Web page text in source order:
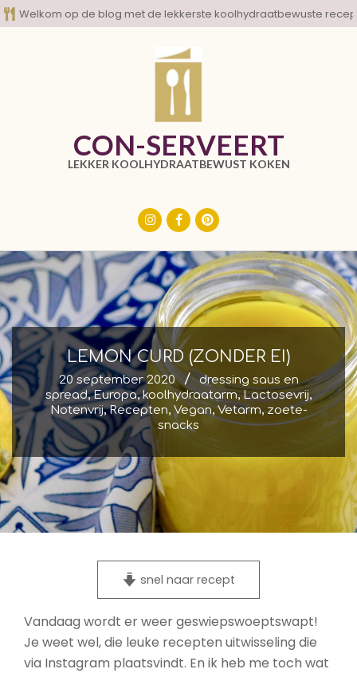
Skip
to
Welkom op de blog met de lekkerste koolhydraatbewuste
CON-SERVEERT
LEKKER KOOLHYDRAATBEWUST KOKEN
LEMON CURD (ZONDER EI)
20 september 2020
dressing saus en
spread,Europa,koolhydraatarm,Lactosevrij,
Notenvrij,Recepten, Vegan,Vetarm, zoete-
snacks
snel naar recept
Vandaag wordt er weer geswiepswoeptswapt!
Je weet wel, die leuke recepten uitwisseling die
via Instagram plaatsvindt. En ik heb me toch wat